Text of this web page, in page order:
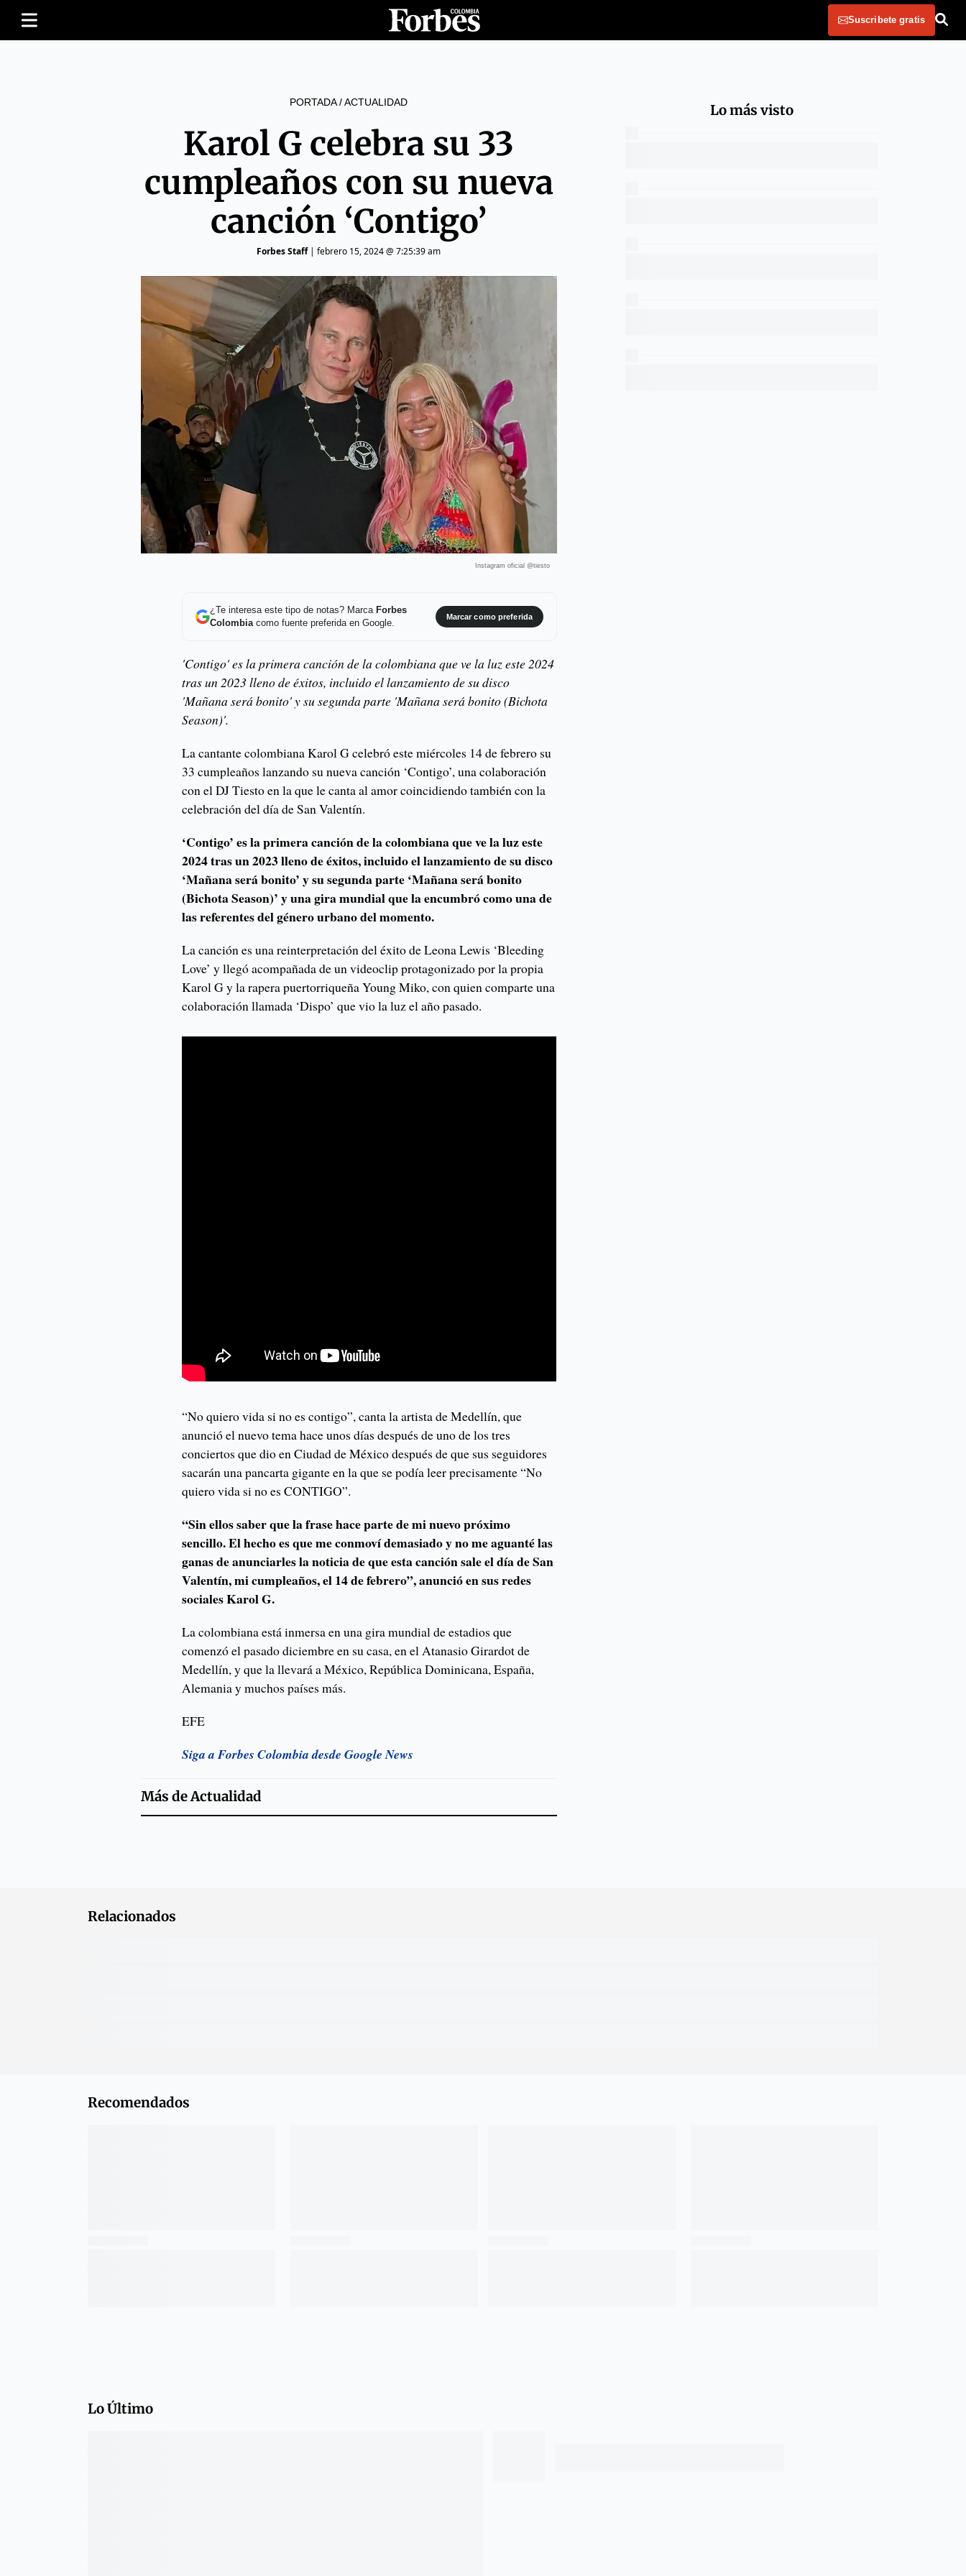
Suscribete gratis
PORTADA/ACTUALIDAD
Karol G celebra su 33
cumpleaños con su nueva
canción ‘Contigo’
Forbes Staff| febrero 15, 2024 @ 7:25:39 am
Instagram oficial @tiesto
¿Te interesa este tipo de notas? Marca Forbes
Colombiacomo fuente preferida en Google.
Marcar como preferida
'Contigo' es la primera canción de la colombiana que ve la luz este 2024
tras un 2023 lleno de éxitos, incluido el lanzamiento de su disco
'Mañana será bonito' y su segunda parte 'Mañana será bonito (Bichota
Season)'.
La cantante colombiana Karol G celebró este miércoles 14 de febrero su
33 cumpleaños lanzando su nueva canción ‘Contigo’, una colaboración
con el DJ Tiesto en la que le canta al amor coincidiendo también con la
celebración del día de San Valentín.
‘Contigo’ es la primera canción de la colombiana que ve la luz este
2024 tras un 2023 lleno de éxitos, incluido el lanzamiento de su disco
‘Mañana será bonito’ y su segunda parte ‘Mañana será bonito
(Bichota Season)’ y una gira mundial que la encumbró como una de
las referentes del género urbano del momento.
La canción es una reinterpretación del éxito de Leona Lewis ‘Bleeding
Love’ y llegó acompañada de un videoclip protagonizado por la propia
Karol G y la rapera puertorriqueña Young Miko, con quien comparte una
colaboración llamada ‘Dispo’ que vio la luz el año pasado.
“No quiero vida si no es contigo”, canta la artista de Medellín, que
anunció el nuevo tema hace unos días después de uno de los tres
conciertos que dio en Ciudad de México después de que sus seguidores
sacarán una pancarta gigante en la que se podía leer precisamente “No
quiero vida si no es CONTIGO”.
“Sin ellos saber que la frase hace parte de mi nuevo próximo
sencillo. El hecho es que me conmoví demasiado y no me aguanté las
ganas de anunciarles la noticia de que esta canción sale el día de San
Valentín, mi cumpleaños, el 14 de febrero”, anunció en sus redes
sociales Karol G.
La colombiana está inmersa en una gira mundial de estadios que
comenzó el pasado diciembre en su casa, en el Atanasio Girardot de
Medellín, y que la llevará a México, República Dominicana, España,
Alemania y muchos países más.
EFE
Siga a Forbes Colombia desde Google News
Más deActualidad
Lo más visto
Relacionados
Recomendados
Lo Último